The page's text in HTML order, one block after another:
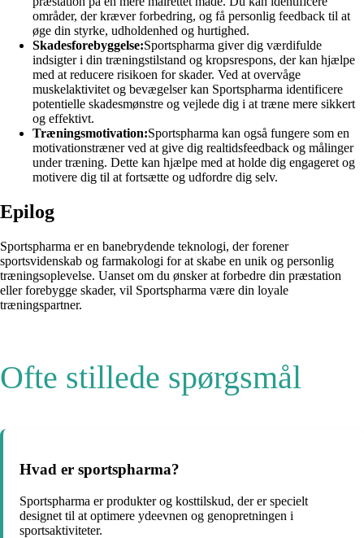
områder, der kræver forbedring, og få personlig feedback til at
øge din styrke, udholdenhed og hurtighed.
Skadesforebyggelse:Sportspharma giver dig værdifulde
indsigter i din træningstilstand og kropsrespons, der kan hjælpe
med at reducere risikoen for skader. Ved at overvåge
muskelaktivitet og bevægelser kan Sportspharma identificere
potentielle skadesmønstre og vejlede dig i at træne mere sikkert
og effektivt.
Træningsmotivation:Sportspharma kan også fungere som en
motivationstræner ved at give dig realtidsfeedback og målinger
under træning. Dette kan hjælpe med at holde dig engageret og
motivere dig til at fortsætte og udfordre dig selv.
Epilog
Sportspharma er en banebrydende teknologi, der forener
sportsvidenskab og farmakologi for at skabe en unik og personlig
træningsoplevelse. Uanset om du ønsker at forbedre din præstation
eller forebygge skader, vil Sportspharma være din loyale
træningspartner.
Ofte stillede spørgsmål
Hvad er sportspharma?
Sportspharma er produkter og kosttilskud, der er specielt
designet til at optimere ydeevnen og genopretningen i
sportsaktiviteter.